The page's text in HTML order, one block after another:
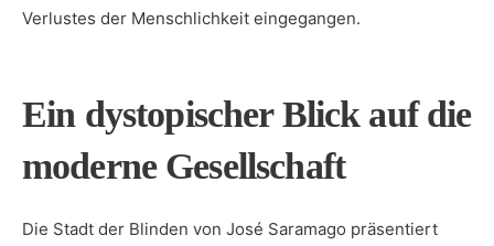
Verlustes der Menschlichkeit eingegangen.
Ein dystopischer‍ Blick auf die
moderne Gesellschaft
Die Stadt der​ Blinden ⁢von José Saramago präsentiert